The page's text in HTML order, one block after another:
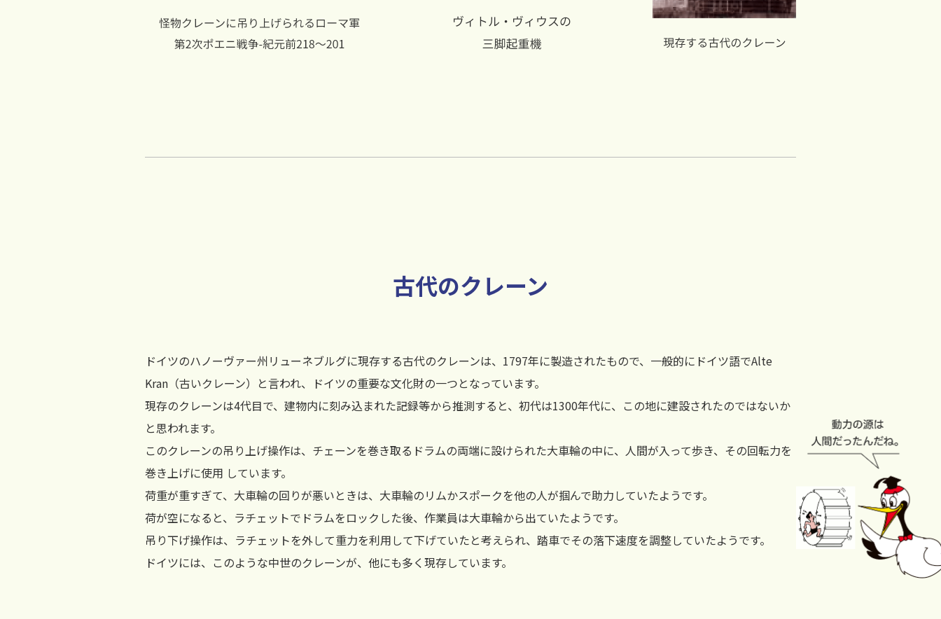
古代のクレーン
ドイツのハノーヴァー州リューネブルグに現存する古代のクレーンは、1797年に製造されたもので、一般的にドイツ語でAlte
Kran（古いクレーン）と言われ、ドイツの重要な文化財の一つとなっています。
現存のクレーンは4代目で、建物内に刻み込まれた記録等から推測すると、初代は1300年代に、この地に建設されたのではないか
と思われます。
このクレーンの吊り上げ操作は、チェーンを巻き取るドラムの両端に設けられた大車輪の中に、人間が入って歩き、その回転力を
巻き上げに使用 しています。
荷重が重すぎて、大車輪の回りが悪いときは、大車輪のリムかスポークを他の人が掴んで助力していたようです。
荷が空になると、ラチェットでドラムをロックした後、作業員は大車輪から出ていたようです。
吊り下げ操作は、ラチェットを外して重力を利用して下げていたと考えられ、踏車でその落下速度を調整していたようです。
ドイツには、このような中世のクレーンが、他にも多く現存しています。